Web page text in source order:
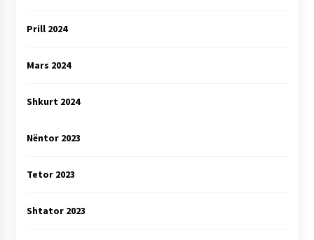
Prill 2024
Mars 2024
Shkurt 2024
Nëntor 2023
Tetor 2023
Shtator 2023